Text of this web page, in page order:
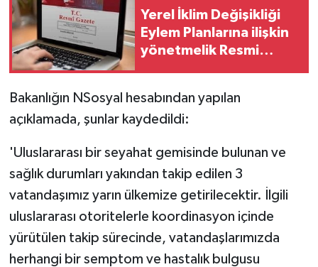
Yerel İklim Değişikliği
Eylem Planlarına ilişkin
yönetmelik Resmi
Bakanlığın NSosyal hesabından yapılan
açıklamada, şunlar kaydedildi:
'Uluslararası bir seyahat gemisinde bulunan ve
sağlık durumları yakından takip edilen 3
vatandaşımız yarın ülkemize getirilecektir. İlgili
uluslararası otoritelerle koordinasyon içinde
yürütülen takip sürecinde, vatandaşlarımızda
herhangi bir semptom ve hastalık bulgusu